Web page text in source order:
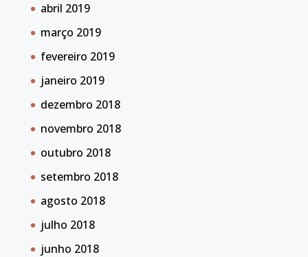
abril 2019
março 2019
fevereiro 2019
janeiro 2019
dezembro 2018
novembro 2018
outubro 2018
setembro 2018
agosto 2018
julho 2018
junho 2018